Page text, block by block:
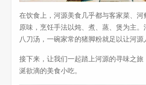
在饮食上，河源美食几乎都与客家菜、河
原味，烹饪手法以炖、煮、蒸、煲为主。
八刀汤，一碗家常的猪脚粉就足以让河源
接下来，让我们一起踏上河源的寻味之旅
涎欲滴的美食小吃。